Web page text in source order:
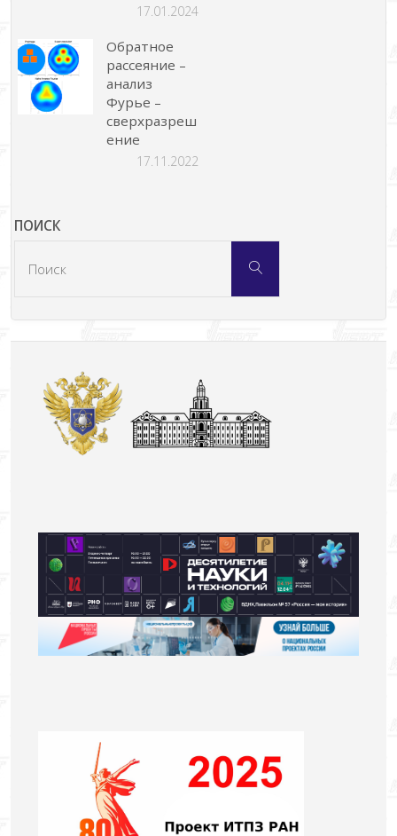
17.01.2024
Обратное
рассеяние –
анализ
Фурье –
сверхразреш
ение
17.11.2022
ПОИСК
Поиск